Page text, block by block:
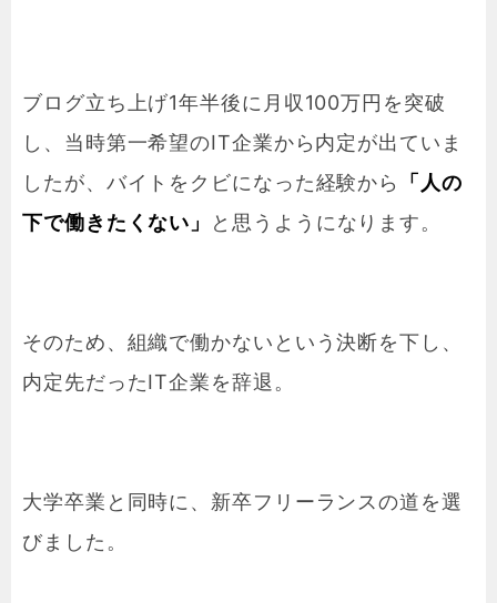
ブログ立ち上げ1年半後に月収100万円を突破
し、当時第一希望のIT企業から内定が出ていま
したが、バイトをクビになった経験から
「人の
下で働きたくない」
と思うようになります。
そのため、組織で働かないという決断を下し、
内定先だったIT企業を辞退。
大学卒業と同時に、新卒フリーランスの道を選
びました。